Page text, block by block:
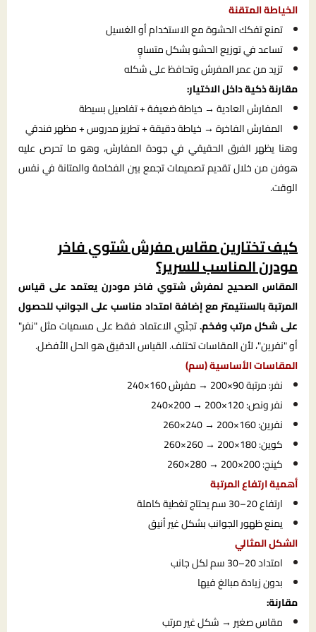
الخياطة المتقنة
تمنع تفكك الحشوة مع الاستخدام أو الغسيل
تساعد في توزيع الحشو بشكل متساوٍ
تزيد من عمر المفرش وتحافظ على شكله
مقارنة ذكية داخل الاختيار:
المفارش العادية → خياطة ضعيفة + تفاصيل بسيطة
المفارش الفاخرة → خياطة دقيقة + تطريز مدروس + مظهر فندقي
وهنا يظهر الفرق الحقيقي في جودة المفارش، وهو ما تحرص عليه
هوفن من خلال تقديم تصميمات تجمع بين الفخامة والمتانة في نفس
الوقت.
كيف تختارين مقاس مفرش شتوي فاخر
مودرن المناسب للسرير؟
المقاس الصحيح لمفرش شتوي فاخر مودرن يعتمد على قياس
المرتبة بالسنتيمتر مع إضافة امتداد مناسب على الجوانب للحصول
على شكل مرتب وفخم.تجنّبي الاعتماد فقط على مسميات مثل "نفر"
أو "نفرين"، لأن المقاسات تختلف. القياس الدقيق هو الحل الأفضل.
المقاسات الأساسية (سم)
نفر: مرتبة 90×200 → مفرش 160×240
نفر ونص: 120×200 → 200×240
نفرين: 160×200 → 240×260
كوين: 180×200 → 260×260
كينج: 200×200 → 280×260
أهمية ارتفاع المرتبة
ارتفاع 20–30 سم يحتاج تغطية كاملة
يمنع ظهور الجوانب بشكل غير أنيق
الشكل المثالي
امتداد 20–30 سم لكل جانب
بدون زيادة مبالغ فيها
مقارنة:
مقاس صغير → شكل غير مرتب